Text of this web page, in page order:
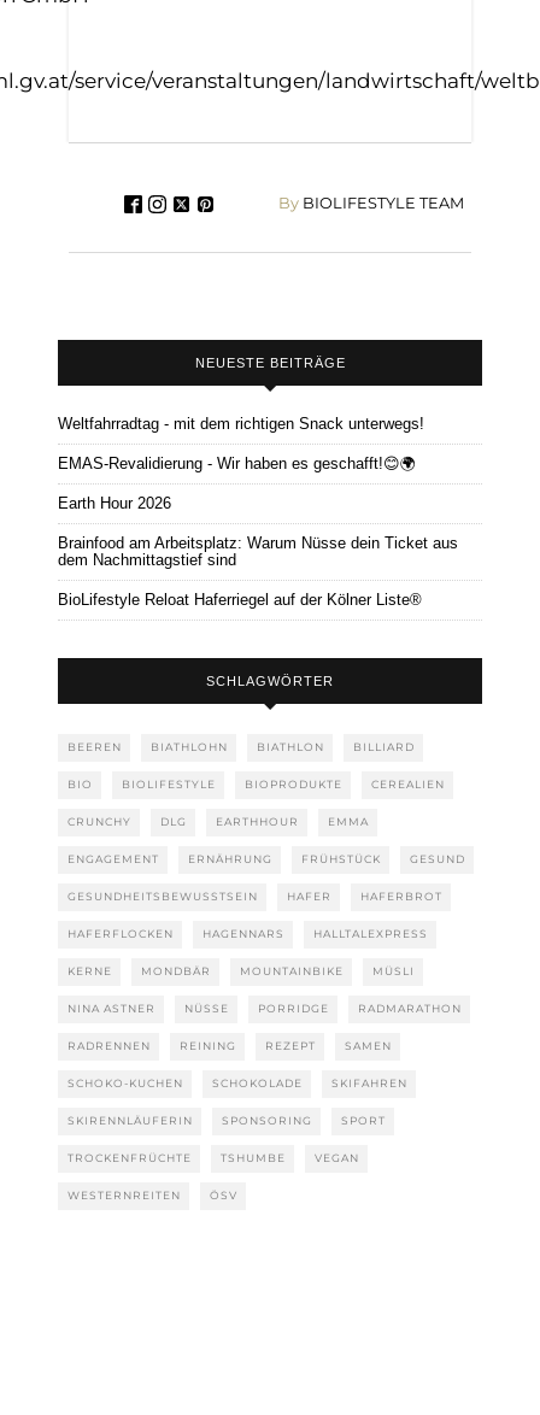
service/veranstaltungen/landwirtschaft/
ByBIOLIFESTYLE TEAM
NEUESTE BEITRÄGE
Weltfahrradtag - mit dem richtigen Snack unterwegs!
EMAS-Revalidierung - Wir haben es geschafft!😊🌍
Earth Hour 2026
Brainfood am Arbeitsplatz: Warum Nüsse dein Ticket aus
dem Nachmittagstief sind
BioLifestyle Reloat Haferriegel auf der Kölner Liste®
SCHLAGWÖRTER
BEEREN BIATHLOHN BIATHLON BILLIARD
BIO BIOLIFESTYLE BIOPRODUKTE CEREALIEN
CRUNCHY DLG EARTHHOUR EMMA
ENGAGEMENT ERNÄHRUNG FRÜHSTÜCK GESUND
GESUNDHEITSBEWUSSTSEIN HAFER HAFERBROT
HAFERFLOCKEN HAGENNARS HALLTALEXPRESS
KERNE MONDBÄR MOUNTAINBIKE MÜSLI
NINA ASTNER NÜSSE PORRIDGE RADMARATHON
RADRENNEN REINING REZEPT SAMEN
SCHOKO-KUCHEN SCHOKOLADE SKIFAHREN
SKIRENNLÄUFERIN SPONSORING SPORT
TROCKENFRÜCHTE TSHUMBE VEGAN
WESTERNREITEN ÖSV